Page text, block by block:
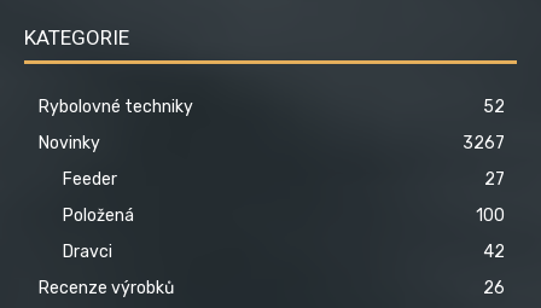
KATEGORIE
Rybolovné techniky
52
Novinky
3267
Feeder
27
Položená
100
Dravci
42
Recenze výrobků
26